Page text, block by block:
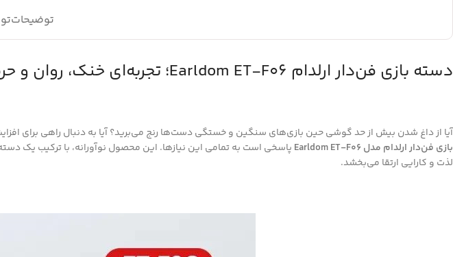
توضیحات
دسته بازی فن‌دار ارلدام Earldom ET-F06؛ تجربه‌ای خنک، روان و حرفه‌ای در بازی‌های موبایل
آیا از داغ شدن بیش از حد گوشی حین بازی‌های سنگین و خستگی دست‌ها رنج می‌برید؟ آیا به دنبال راهی برای
بازی فن‌دار ارلدام مدل Earldom ET-F06
پاسخی است به تمامی این نیازها. این محصول نوآورانه، با ترکیب یک
لذت و کارایی ارتقا می‌بخشد.